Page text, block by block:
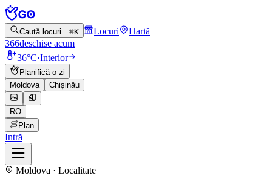
Caută locuri…⌘K Locuri
Hartă
366deschise acum
36°C·Interior
Planifică o zi
Moldova
Chișinău
RO
Plan
Intră
Moldova · Localitate